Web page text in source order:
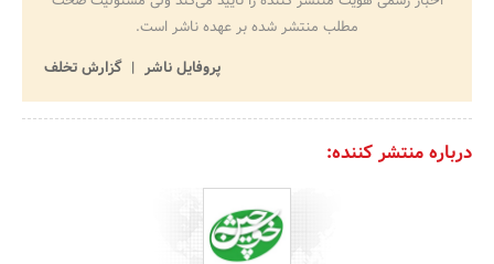
مطلب منتشر شده بر عهده ناشر است.
پروفایل ناشر
گزارش تخلف
درباره منتشر کننده: